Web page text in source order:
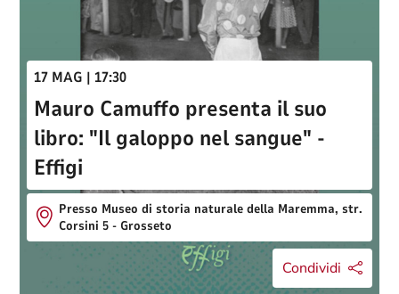
17 MAG | 17:30
Mauro Camuffo presenta il suo
libro: "Il galoppo nel sangue" -
Effigi
Presso Museo di storia naturale della Maremma, str.
Corsini 5 - Grosseto
Condividi